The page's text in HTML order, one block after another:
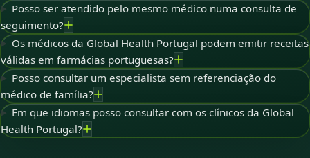
Posso ser atendido pelo mesmo médico numa consulta de
seguimento?
Os médicos da Global Health Portugal podem emitir receitas
válidas em farmácias portuguesas?
Posso consultar um especialista sem referenciação do
médico de família?
Em que idiomas posso consultar com os clínicos da Global
Health Portugal?